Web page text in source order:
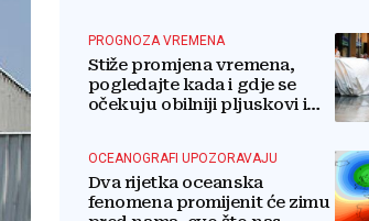
PROGNOZA VREMENA
Stiže promjena vremena,
pogledajte kada i gdje se
očekuju obilniji pljuskovi i
OCEANOGRAFI UPOZORAVAJU
Dva rijetka oceanska
fenomena promijenit će zimu